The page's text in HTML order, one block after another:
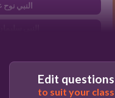
النبي نوح
Edit questions
to suit your class